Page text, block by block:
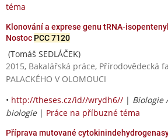
téma
Klonování a exprese genu tRNA-
Nostoc PCC 7120
(Tomáš SEDLÁČEK)
2015, Bakalářská práce, Přírodovědecká
PALACKÉHO V OLOMOUCI
• http://theses.cz/id//wrydh6// | Biologie
biologie| Práce na příbuzné téma
Příprava mutované